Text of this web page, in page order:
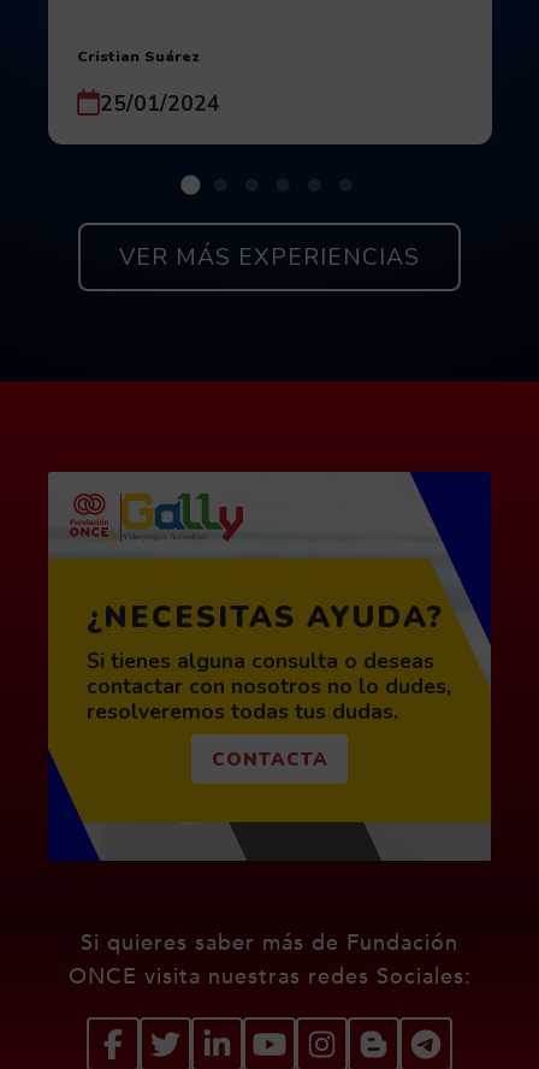
Autor:
Cristian Suárez
Fecha de publicación:
25/01/2024
Si quieres ver todas las
VER MÁS EXPERIENCIAS
¿NECESITAS AYUDA?
Si tienes alguna consulta o deseas
contactar con nosotros no lo dudes,
resolveremos todas tus dudas.
CONTACTA
Redes sociales de Fundación
Si quieres saber más de Fundación
ONCE visita nuestras redes Sociales: